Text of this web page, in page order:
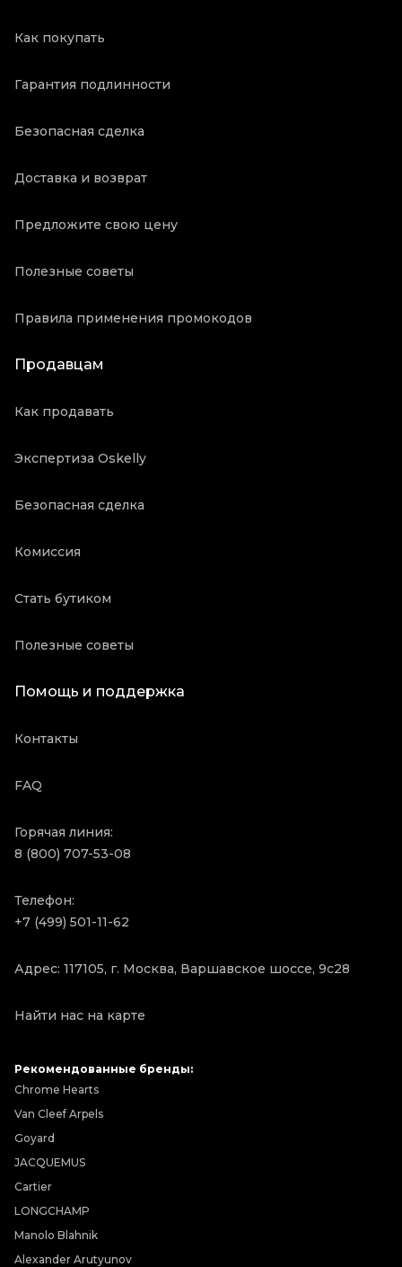
Как покупать
Гарантия подлинности
Безопасная сделка
Доставка и возврат
Предложите свою цену
Полезные советы
Правила применения промокодов
Продавцам
Как продавать
Экспертиза Oskelly
Безопасная сделка
Комиссия
Стать бутиком
Полезные советы
Помощь и поддержка
Контакты
FAQ
Горячая линия:
8 (800) 707-53-08
Телефон:
+7 (499) 501-11-62
Адрес: 117105, г. Москва, Варшавское шоссе, 9с28
Найти нас на карте
Рекомендованные бренды:
Chrome Hearts
Van Cleef Arpels
Goyard
JACQUEMUS
Cartier
LONGCHAMP
Manolo Blahnik
Alexander Arutyunov